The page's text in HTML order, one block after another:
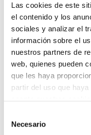
Las cookies de este
el contenido y los
sociales y analizar el
información sobre el
nuestros partners de
web, quienes pueden
que les haya
partir del uso que
Necesario